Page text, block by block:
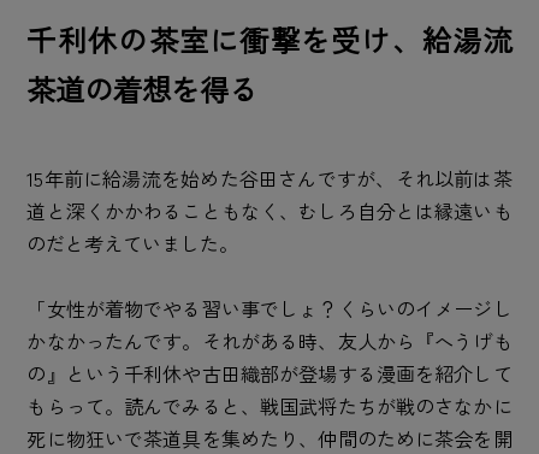
千利休の茶室に衝撃を受け、給湯流
茶道の着想を得る
15年前に給湯流を始めた谷田さんですが、それ以前は茶
道と深くかかわることもなく、むしろ自分とは縁遠いも
のだと考えていました。
「女性が着物でやる習い事でしょ？くらいのイメージし
かなかったんです。それがある時、友人から『へうげも
の』という千利休や古田織部が登場する漫画を紹介して
もらって。読んでみると、戦国武将たちが戦のさなかに
死に物狂いで茶道具を集めたり、仲間のために茶会を開